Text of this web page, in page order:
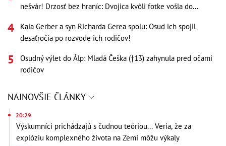
nešvár! Drzosť bez hraníc: Dvojica kvôli fotke vošla do...
Kaia Gerber a syn Richarda Gerea spolu: Osud ich spojil
desaťročia po rozvode ich rodičov!
Osudný výlet do Álp: Mladá Češka (†13) zahynula pred očami
rodičov
NAJNOVŠIE ČLÁNKY
20:29
Výskumníci prichádzajú s čudnou teóriou... Veria, že za
explóziu komplexného života na Zemi môžu výkaly